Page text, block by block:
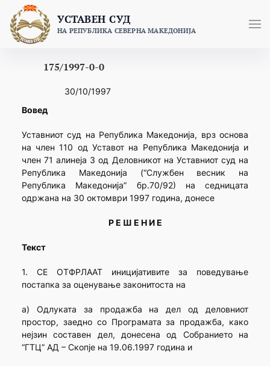
content
УСТАВЕН СУД
НА РЕПУБЛИКА СЕВЕРНА МАКЕДОНИЈА
175/1997-0-0
30/10/1997
Вовед
Уставниот суд на Република Македонија, врз основа
на член 110 од Уставот на Република Македонија и
член 71 алинеја 3 од Деловникот на Уставниот суд на
Република Македонија (“Службен весник на
Република Македонија” бр.70/92) на седницата
одржана на 30 октомври 1997 година, донесе
Р Е Ш Е Н И Е
Текст
1. СЕ ОТФРЛААТ иницијативите за поведување
постапка за оценување законитоста на
а) Одлуката за продажба на дел од деловниот
простор, заедно со Програмата за продажба, како
нејзин составен дел, донесена од Собранието на
“ГТЦ” АД – Скопје на 19.06.1997 година и